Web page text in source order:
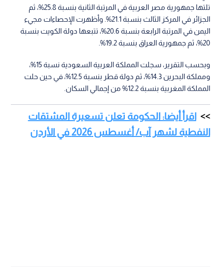
تلتها جمهورية مصر العربية في المرتبة الثانية بنسبة 25.8%، ثم
الجزائر في المركز الثالث بنسبة 21.1%. وأظهرت الإحصاءات مجيء
اليمن في المرتبة الرابعة بنسبة 20.6%، تتبعها دولة الكويت بنسبة
20%، ثم جمهورية العراق بنسبة 19.2%.
وبحسب التقرير، سجلت المملكة العربية السعودية نسبة 15%،
ومملكة البحرين 14.3%، ثم دولة قطر بنسبة 12.5%، في حين حلت
المملكة المغربية بنسبة 12.2% من إجمالي السكان.
اقرأ أيضا: الحكومة تعلن تسعيرة المشتقات
النفطية لشهر آب/ أغسطس 2026 في الأردن